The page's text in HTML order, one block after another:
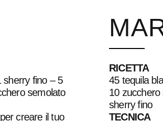
sherry fino – 5
semolato
creare il tuo
RICETTA
45 tequila
10
sherry fino
TECNICA